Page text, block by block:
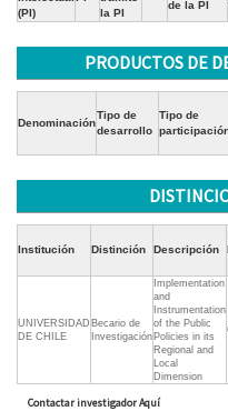
(PI)
la PI
de la PI
PRODUCTOS DE
Denominación
Tipo de
desarrollo
Tipo de
Institución Distinción Descripción
UNIVERSIDAD
DE CHILE
Becario de
Investigación
Implementation
and
Instrumentation
of the Public
Policies in its
Regional and
Local
Dimension
Contactar investigador Aquí